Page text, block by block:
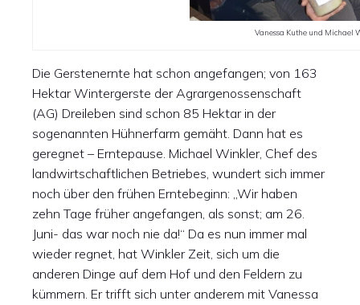
Vanessa Kuthe und Michael
Die Gerstenernte hat schon angefangen; von 163
Hektar Wintergerste der Agrargenossenschaft
(AG) Dreileben sind schon 85 Hektar in der
sogenannten Hühnerfarm gemäht. Dann hat es
geregnet – Erntepause. Michael Winkler, Chef des
landwirtschaftlichen Betriebes, wundert sich immer
noch über den frühen Erntebeginn: „Wir haben
zehn Tage früher angefangen, als sonst; am 26.
Juni- das war noch nie da!“ Da es nun immer mal
wieder regnet, hat Winkler Zeit, sich um die
anderen Dinge auf dem Hof und den Feldern zu
kümmern. Er trifft sich unter anderem mit Vanessa